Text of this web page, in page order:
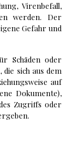
Virenbefall,
werden. Der
Gefahr und
Schäden oder
sich aus dem
auf
Dokumente),
Zugriffs oder